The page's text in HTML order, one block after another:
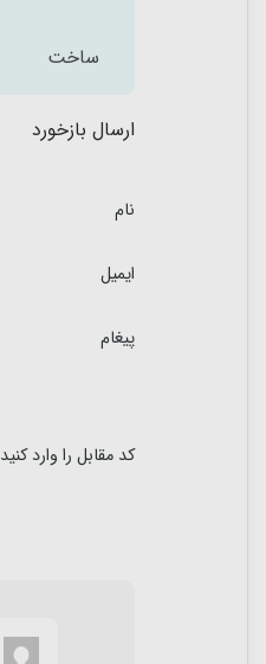
ساخت
ارسال بازخورد
نام
ایمیل
پیغام
کد مقابل را وارد کنید